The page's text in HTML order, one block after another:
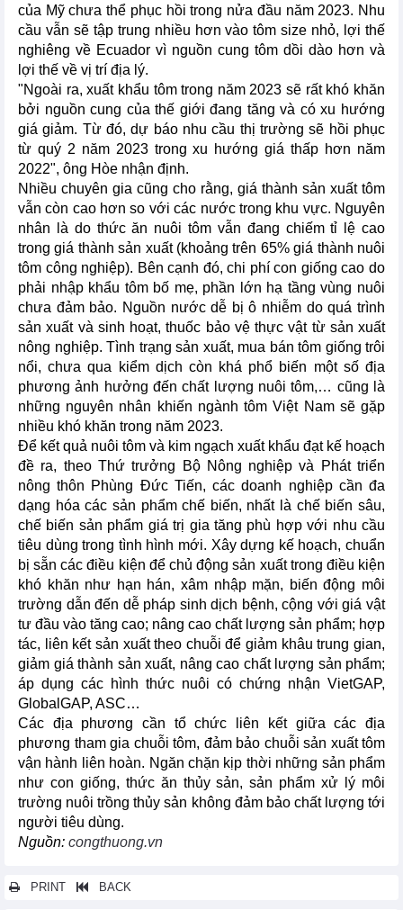
của Mỹ chưa thể phục hồi trong nửa đầu năm 2023. Nhu
cầu vẫn sẽ tập trung nhiều hơn vào tôm size nhỏ, lợi thế
nghiêng về Ecuador vì nguồn cung tôm dồi dào hơn và
lợi thế về vị trí địa lý.
"Ngoài ra, xuất khẩu tôm trong năm 2023 sẽ rất khó khăn
bởi nguồn cung của thế giới đang tăng và có xu hướng
giá giảm. Từ đó, dự báo nhu cầu thị trường sẽ hồi phục
từ quý 2 năm 2023 trong xu hướng giá thấp hơn năm
2022", ông Hòe nhận định.
Nhiều chuyên gia cũng cho rằng, giá thành sản xuất tôm
vẫn còn cao hơn so với các nước trong khu vực. Nguyên
nhân là do thức ăn nuôi tôm vẫn đang chiếm tỉ lệ cao
trong giá thành sản xuất (khoảng trên 65% giá thành nuôi
tôm công nghiệp). Bên cạnh đó, chi phí con giống cao do
phải nhập khẩu tôm bố mẹ, phần lớn hạ tầng vùng nuôi
chưa đảm bảo. Nguồn nước dễ bị ô nhiễm do quá trình
sản xuất và sinh hoạt, thuốc bảo vệ thực vật từ sản xuất
nông nghiệp. Tình trạng sản xuất, mua bán tôm giống trôi
nổi, chưa qua kiểm dịch còn khá phổ biến một số địa
phương ảnh hưởng đến chất lượng nuôi tôm,… cũng là
những nguyên nhân khiến ngành tôm Việt Nam sẽ gặp
nhiều khó khăn trong năm 2023.
Để kết quả nuôi tôm và kim ngạch xuất khẩu đạt kế hoạch
đề ra, theo Thứ trưởng Bộ Nông nghiệp và Phát triển
nông thôn Phùng Đức Tiến, các doanh nghiệp cần đa
dạng hóa các sản phẩm chế biến, nhất là chế biến sâu,
chế biến sản phẩm giá trị gia tăng phù hợp với nhu cầu
tiêu dùng trong tình hình mới. Xây dựng kế hoạch, chuẩn
bị sẵn các điều kiện để chủ động sản xuất trong điều kiện
khó khăn như hạn hán, xâm nhập mặn, biến động môi
trường dẫn đến dễ pháp sinh dịch bệnh, cộng với giá vật
tư đầu vào tăng cao; nâng cao chất lượng sản phẩm; hợp
tác, liên kết sản xuất theo chuỗi để giảm khâu trung gian,
giảm giá thành sản xuất, nâng cao chất lượng sản phẩm;
áp dụng các hình thức nuôi có chứng nhận VietGAP,
GlobalGAP, ASC…
Các địa phương cần tổ chức liên kết giữa các địa
phương tham gia chuỗi tôm, đảm bảo chuỗi sản xuất tôm
vận hành liên hoàn. Ngăn chặn kịp thời những sản phẩm
như con giống, thức ăn thủy sản, sản phẩm xử lý môi
trường nuôi trồng thủy sản không đảm bảo chất lượng tới
người tiêu dùng.
Nguồn: congthuong.vn
PRINT BACK